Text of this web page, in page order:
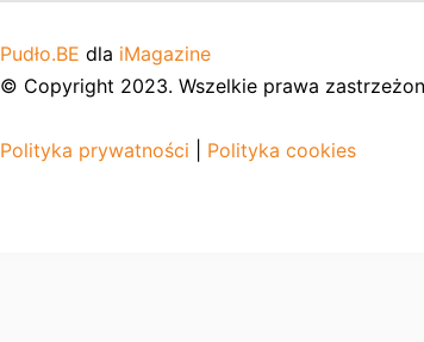
Pudło.BE dla iMagazine
© Copyright 2023. Wszelkie prawa
Polityka prywatności Polityka cookies